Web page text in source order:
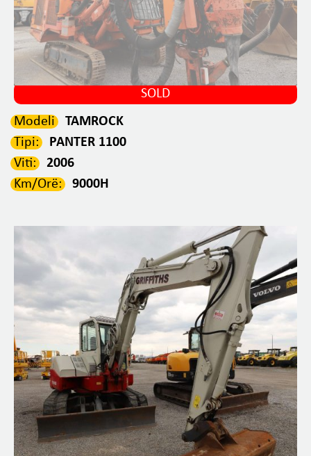
SOLD
Modeli
TAMROCK
Tipi:
PANTER 1100
Viti:
2006
Km/Orë:
9000H